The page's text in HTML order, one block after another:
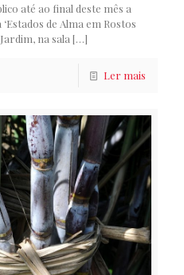
até ao final deste mês a
de Alma em Rostos
na sala […]
Ler mais